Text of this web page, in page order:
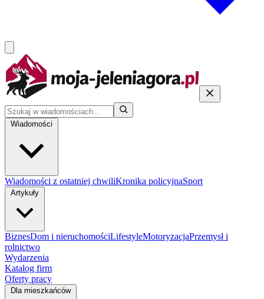
Wiadomości
Wiadomości z ostatniej chwiliKronika policyjnaSport
Artykuły
BiznesDom i nieruchomościLifestyleMotoryzacjaPrzemysł i
rolnictwo
Wydarzenia
Katalog firm
Oferty pracy
Dla mieszkańców